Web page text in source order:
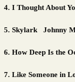
4. I Thought About
5. Skylark Johnny
6. How Deep Is the
7. Like Someone in